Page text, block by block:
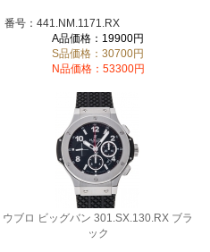
番号：441.NM.1171.RX
A品価格：19900円
S品価格：30700円
N品価格：53300円
ウブロ ビッグバン 301.SX.130.RX ブラ
ック